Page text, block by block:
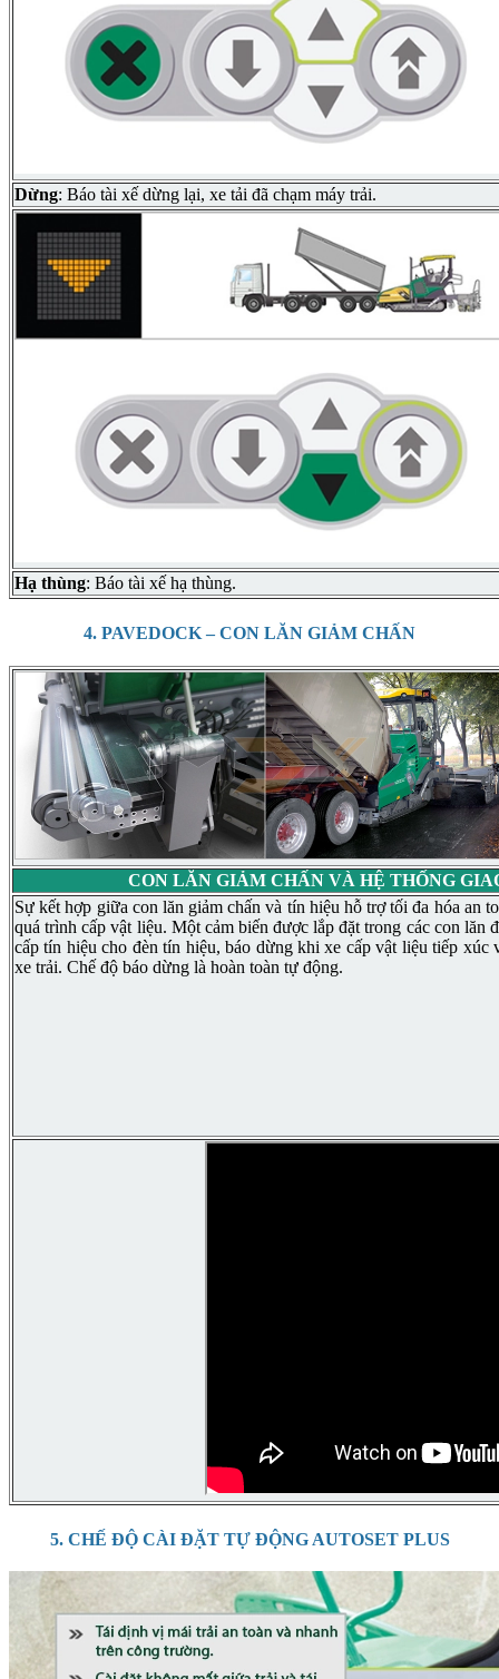
Dừng: Báo tài xế dừng lại, xe tải đã chạm máy trải.
Hạ thùng: Báo tài xế hạ thùng.
4. PAVEDOCK – CON LĂN GIẢM CHẤN
CON LĂN GIẢM CHẤN VÀ HỆ THỐNG
Sự kết hợp giữa con lăn giảm chấn và tín hiệu hỗ trợ tối đa hóa an
quá trình cấp vật liệu. Một cảm biến được lắp đặt trong các con lăn
cấp tín hiệu cho đèn tín hiệu, báo dừng khi xe cấp vật liệu tiếp xúc
xe trải. Chế độ báo dừng là hoàn toàn tự động.
5. CHẾ ĐỘ CÀI ĐẶT TỰ ĐỘNG AUTOSET PLUS